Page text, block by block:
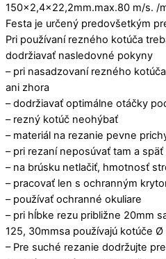
150×2,4×22,2mm.max.80 m/s. /
Festa je určený predovšetkým
Pri používaní rezného kotúča
dodržiavať nasledovné pokyny
– pri nasadzovaní rezného
ani zhora
– dodržiavať optimálne otáčky
– rezný kotúč neohýbať
– materiál na rezanie pevne
– pri rezaní neposúvať tam a
– na brúsku netlačiť, hmotnosť
– pracovať len s ochranným
– používať ochranné okuliare
– pri hĺbke rezu približne 20mm
125, 30mmsa používajú kotúče
– Pre suché rezanie dodržujte